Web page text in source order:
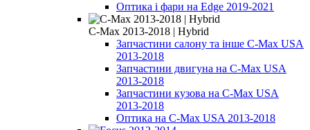
Оптика і фари на Edge 2019-2021
C-Max 2013-2018 | Hybrid
Запчастини салону та інше C-Max USA
2013-2018
Запчастини двигуна на C-Max USA
2013-2018
Запчастини кузова на C-Max USA
2013-2018
Оптика на C-Max USA 2013-2018